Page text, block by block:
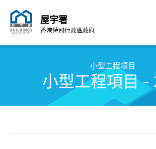
屋宇署
香港特別行政區政府
小型工程項目
小型工程項目 -